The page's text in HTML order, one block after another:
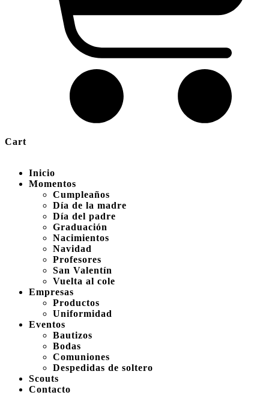
Cart
Inicio
Momentos
Cumpleaños
Día de la madre
Día del padre
Graduación
Nacimientos
Navidad
Profesores
San Valentín
Vuelta al cole
Empresas
Productos
Uniformidad
Eventos
Bautizos
Bodas
Comuniones
Despedidas de soltero
Scouts
Contacto